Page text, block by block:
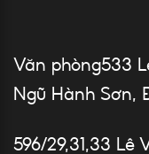
Văn phòng533
Ngũ Hành Sơn,
596/29,31,33 Lê